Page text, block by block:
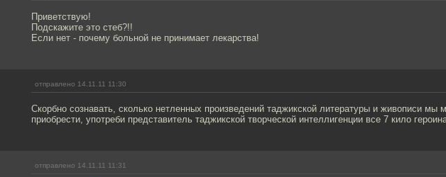
Приветствую!
Подскажите это стеб?!!
Если нет - почему больной не принимает лекарства!
отправлено 14.11.11 11:30
Скорбно сознавать, сколько нетленных произведений таджикской литературы и живописи мы
приобрести, употреби представитель таджикской творческой интеллигенции все 7 кило
отправлено 14.11.11 11:31